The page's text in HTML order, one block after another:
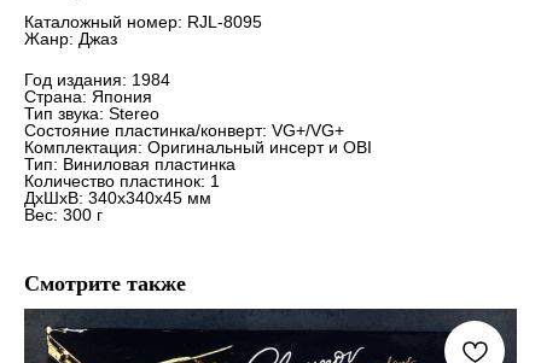
Каталожный номер: RJL-8095
Жанр: Джаз
Год издания: 1984
Страна: Япония
Тип звука: Stereo
Состояние пластинка/конверт: VG+/VG+
Комплектация: Оригинальный инсерт и OBI
Тип: Виниловая пластинка
Количество пластинок: 1
ДxШxВ: 340x340x45 мм
Вес: 300 г
Смотрите также